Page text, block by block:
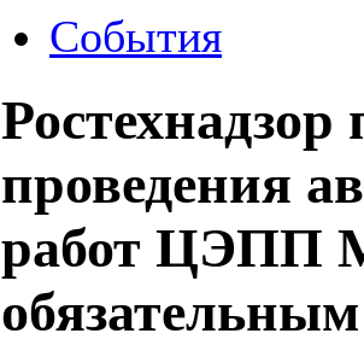
События
Ростехнадзор
проведения
работ ЦЭПП